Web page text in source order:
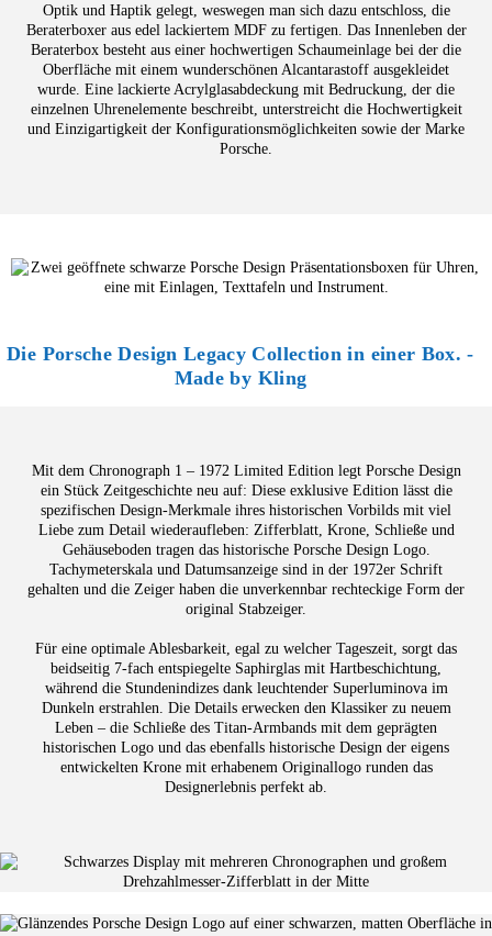
Optik und Haptik gelegt, weswegen man sich dazu entschloss, die
Beraterboxer aus edel lackiertem MDF zu fertigen. Das Innenleben der
Beraterbox besteht aus einer hochwertigen Schaumeinlage bei der die
Oberfläche mit einem wunderschönen Alcantarastoff ausgekleidet
wurde. Eine lackierte Acrylglasabdeckung mit Bedruckung, der die
einzelnen Uhrenelemente beschreibt, unterstreicht die Hochwertigkeit
und Einzigartigkeit der Konfigurationsmöglichkeiten sowie der Marke
Porsche.
Die Porsche Design Legacy Collection in einer Box. -
Made by Kling
Mit dem Chronograph 1 – 1972 Limited Edition legt Porsche Design
ein Stück Zeitgeschichte neu auf: Diese exklusive Edition lässt die
spezifischen Design-Merkmale ihres historischen Vorbilds mit viel
Liebe zum Detail wiederaufleben: Zifferblatt, Krone, Schließe und
Gehäuseboden tragen das historische Porsche Design Logo.
Tachymeterskala und Datumsanzeige sind in der 1972er Schrift
gehalten und die Zeiger haben die unverkennbar rechteckige Form der
original Stabzeiger.
Für eine optimale Ablesbarkeit, egal zu welcher Tageszeit, sorgt das
beidseitig 7-fach entspiegelte Saphirglas mit Hartbeschichtung,
während die Stundenindizes dank leuchtender Superluminova im
Dunkeln erstrahlen. Die Details erwecken den Klassiker zu neuem
Leben – die Schließe des Titan-Armbands mit dem geprägten
historischen Logo und das ebenfalls historische Design der eigens
entwickelten Krone mit erhabenem Originallogo runden das
Designerlebnis perfekt ab.